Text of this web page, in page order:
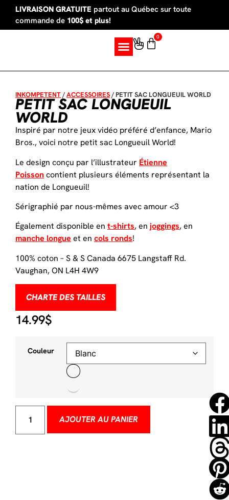
LIVRAISON GRATUITE partout au Québec sur toute
commande de 100$ et plus!
0
INKOMPETENT/ACCESSOIRES/PETIT SAC LONGUEUIL WORLD
PETIT SAC LONGUEUIL
WORLD
Inspiré par notre jeux vidéo préféré d’enfance, Mario
Bros., voici notre petit sac Longueuil World!
Le design conçu par l’illustrateur Étienne
Poissoncontient plusieurs éléments représentant la
nation de Longueuil!
Sérigraphié par nous-mêmes avec amour <3
Également disponible en t-shirts, en joggings, en
manche longue et en cols ronds!
100% coton – S & S Canada 6675 Langstaff Rd.
Vaughan, ON L4H 4W9
CHARTE DES TAILLES
14.99$
Couleur
AJOUTER AU PANIER